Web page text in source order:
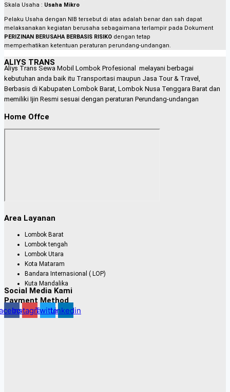
Skala Usaha : Usaha Mikro
Pelaku Usaha dengan NIB tersebut di atas adalah benar dan sah dapat
melaksanakan kegiatan berusaha sebagaimana terlampir pada Dokument
PERIZINAN BERUSAHA BERBASIS RISIKO dengan tetap
memperhatikan ketentuan peraturan perundang-undangan.
ALIYS TRANS
Aliys Trans Sewa Mobil Lombok Profesional melayani berbagai
kebutuhan anda baik itu Transportasi maupun Jasa Tour & Travel,
Berbasis di Kabupaten Lombok Barat, Lombok Nusa Tenggara Barat dan
memiliki Ijin Resmi sesuai dengan peraturan Perundang-undangan
Home Offce
Area Layanan
Lombok Barat
Lombok tengah
Lombok Utara
Kota Mataram
Bandara Internasional ( LOP)
Kuta Mandalika
Payment Method
Social Media Kami
InstagramTwitterLinkedin